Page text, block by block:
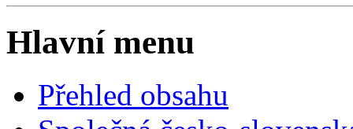
Hlavní menu
Přehled obsahu